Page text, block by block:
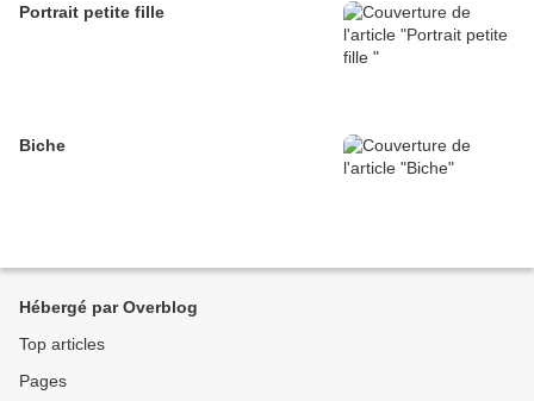
Portrait petite fille
Biche
Hébergé par Overblog
Top articles
Pages